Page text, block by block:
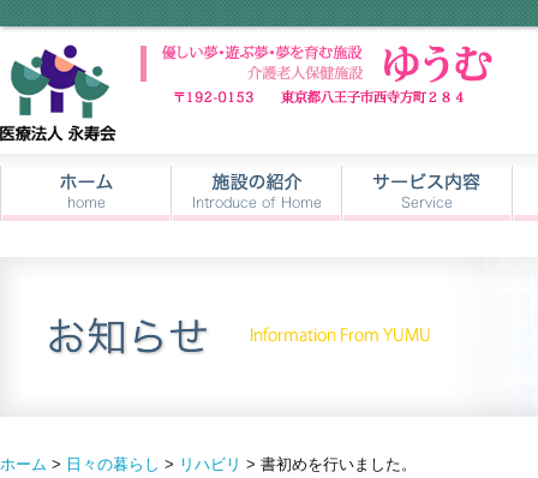
ホーム > 日々の暮らし > リハビリ > 書初めを行いました。